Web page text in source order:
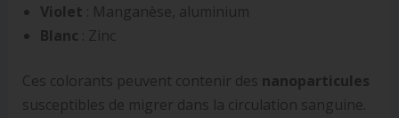
Violet : Manganèse, aluminium
Blanc : Zinc
Ces colorants peuvent contenir des nanoparticules
susceptibles de migrer dans la circulation sanguine.